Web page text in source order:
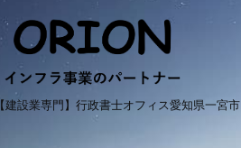
【建設業専門】行政書士オフィス愛知県一宮市